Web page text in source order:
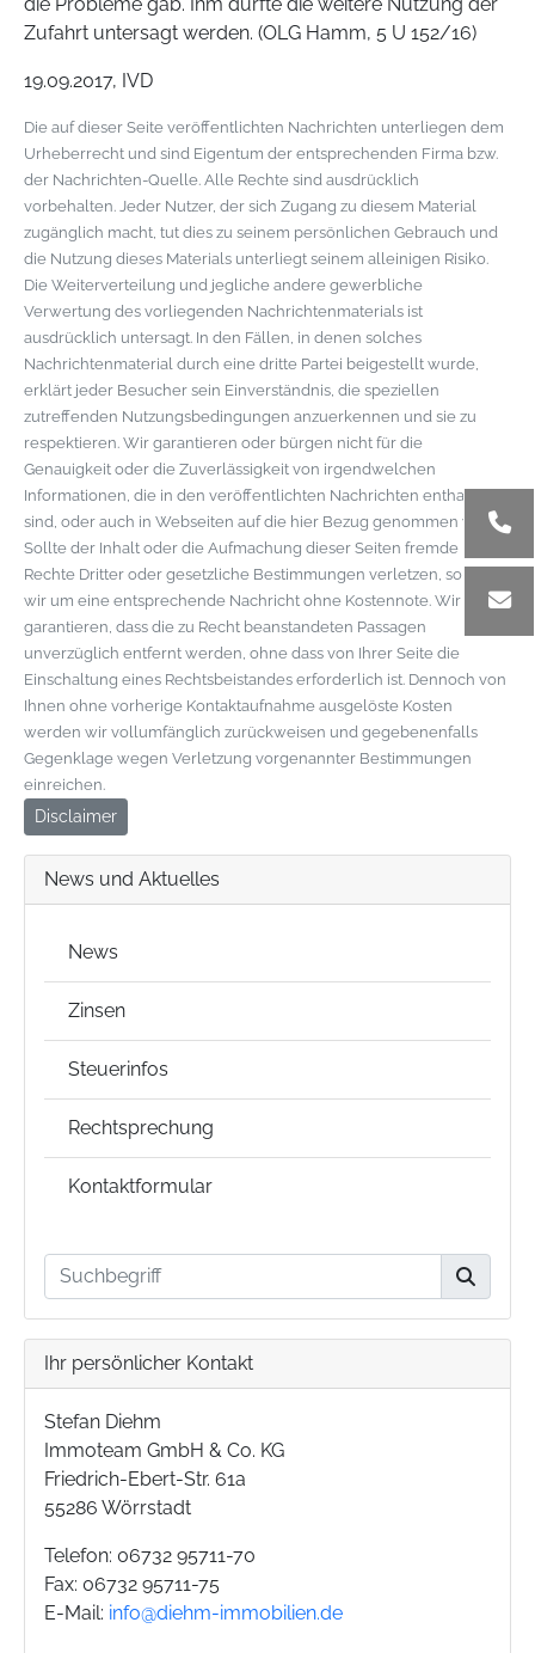
Zufahrt untersagt werden. (OLG Hamm, 5 U 152/16)
19.09.2017, IVD
Die auf dieser Seite veröffentlichten Nachrichten unterliegen dem
Urheberrecht und sind Eigentum der entsprechenden Firma bzw.
der Nachrichten-Quelle. Alle Rechte sind ausdrücklich
vorbehalten. Jeder Nutzer, der sich Zugang zu diesem Material
zugänglich macht, tut dies zu seinem persönlichen Gebrauch und
die Nutzung dieses Materials unterliegt seinem alleinigen Risiko.
Die Weiterverteilung und jegliche andere gewerbliche
Verwertung des vorliegenden Nachrichtenmaterials ist
ausdrücklich untersagt. In den Fällen, in denen solches
Nachrichtenmaterial durch eine dritte Partei beigestellt wurde,
erklärt jeder Besucher sein Einverständnis, die speziellen
zutreffenden Nutzungsbedingungen anzuerkennen und sie zu
respektieren. Wir garantieren oder bürgen nicht für die
Genauigkeit oder die Zuverlässigkeit von irgendwelchen
Informationen, die in den veröffentlichten Nachrichten enthalten
sind, oder auch in Webseiten auf die hier Bezug genommen wird.
Sollte der Inhalt oder die Aufmachung dieser Seiten fremde
Rechte Dritter oder gesetzliche Bestimmungen verletzen, so bitten
wir um eine entsprechende Nachricht ohne Kostennote. Wir
garantieren, dass die zu Recht beanstandeten Passagen
unverzüglich entfernt werden, ohne dass von Ihrer Seite die
Einschaltung eines Rechtsbeistandes erforderlich ist. Dennoch von
Ihnen ohne vorherige Kontaktaufnahme ausgelöste Kosten
werden wir vollumfänglich zurückweisen und gegebenenfalls
Gegenklage wegen Verletzung vorgenannter Bestimmungen
einreichen.
Disclaimer
News und Aktuelles
News
Zinsen
Steuerinfos
Rechtsprechung
Kontaktformular
Ihr persönlicher Kontakt
Stefan Diehm
Immoteam GmbH & Co. KG
Friedrich-Ebert-Str. 61a
55286 Wörrstadt
Telefon: 06732 95711-70
Fax: 06732 95711-75
E-Mail: info@diehm-immobilien.de